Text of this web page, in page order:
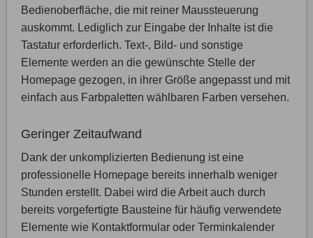
Bedienoberfläche, die mit reiner Maussteuerung
auskommt. Lediglich zur Eingabe der Inhalte ist die
Tastatur erforderlich. Text-, Bild- und sonstige
Elemente werden an die gewünschte Stelle der
Homepage gezogen, in ihrer Größe angepasst und mit
einfach aus Farbpaletten wählbaren Farben versehen.
Geringer Zeitaufwand
Dank der unkomplizierten Bedienung ist eine
professionelle Homepage bereits innerhalb weniger
Stunden erstellt. Dabei wird die Arbeit auch durch
bereits vorgefertigte Bausteine für häufig verwendete
Elemente wie Kontaktformular oder Terminkalender